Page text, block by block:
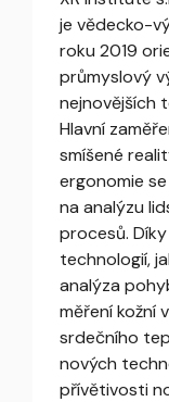
je vědecko-
roku 2019
průmyslový
nejnovějších
Hlavní
smíšené
ergonomie
na analýzu
procesů.
technologií,
analýza
měření kožní
srdečního
nových
přívětivosti